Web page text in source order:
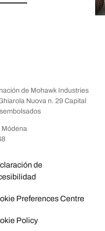
de Mohawk Industries
Nuova n. 29 Capital
Módena
de
Preferences Centre
Policy